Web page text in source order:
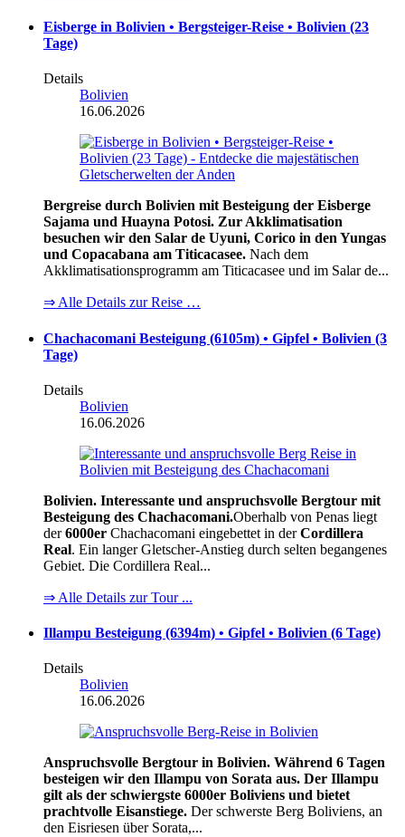
Eisberge in Bolivien • Bergsteiger-Reise • Bolivien (23
Tage)
Details
Bolivien
16.06.2026
Bergreise durch Bolivien mit Besteigung der Eisberge
Sajama und Huayna Potosi. Zur Akklimatisation
besuchen wir den Salar de Uyuni, Corico in den Yungas
und Copacabana am Titicacasee. Nach dem
Akklimatisationsprogramm am Titicacasee und im Salar de...
⇒ Alle Details zur Reise …
Chachacomani Besteigung (6105m) • Gipfel • Bolivien (3
Tage)
Details
Bolivien
16.06.2026
Bolivien. Interessante und anspruchsvolle Bergtour mit
Besteigung des Chachacomani.Oberhalb von Penas liegt
der6000er Chachacomani eingebettet in derCordillera
Real. Ein langer Gletscher-Anstieg durch selten begangenes
Gebiet. Die Cordillera Real...
⇒ Alle Details zur Tour ...
Illampu Besteigung (6394m) • Gipfel • Bolivien (6 Tage)
Details
Bolivien
16.06.2026
Anspruchsvolle Bergtour in Bolivien. Während 6 Tagen
besteigen wir den Illampu von Sorata aus. Der Illampu
gilt als der schwiergste 6000er Boliviens und bietet
prachtvolle Eisanstiege. Der schwerste Berg Boliviens, an
den Eisriesen über Sorata,...